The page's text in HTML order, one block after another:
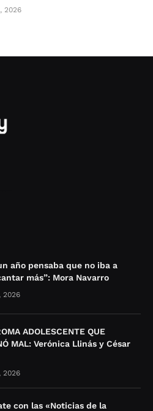
2026
año pensaba que no iba a
más”: Mora Navarro
2026
ADOLESCENTE QUE
MAL: Verónica Llinás y César
2026
con las «Noticias de la